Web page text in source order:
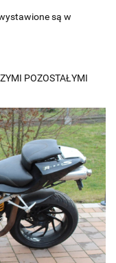
są w
POZOSTAŁYMI